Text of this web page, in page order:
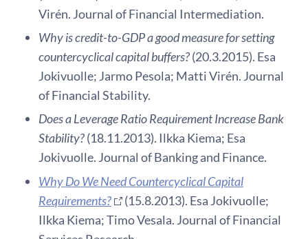
Virén. Journal of Financial Intermediation.
Why is credit-to-GDP a good measure for setting
countercyclical capital buffers?(20.3.2015). Esa
Jokivuolle; Jarmo Pesola; Matti Virén. Journal
of Financial Stability.
Does a Leverage Ratio Requirement Increase Bank
Stability?(18.11.2013). Ilkka Kiema; Esa
Jokivuolle. Journal of Banking and Finance.
Why Do We Need Countercyclical Capital
Requirements?
(15.8.2013). Esa Jokivuolle;
Ilkka Kiema; Timo Vesala. Journal of Financial